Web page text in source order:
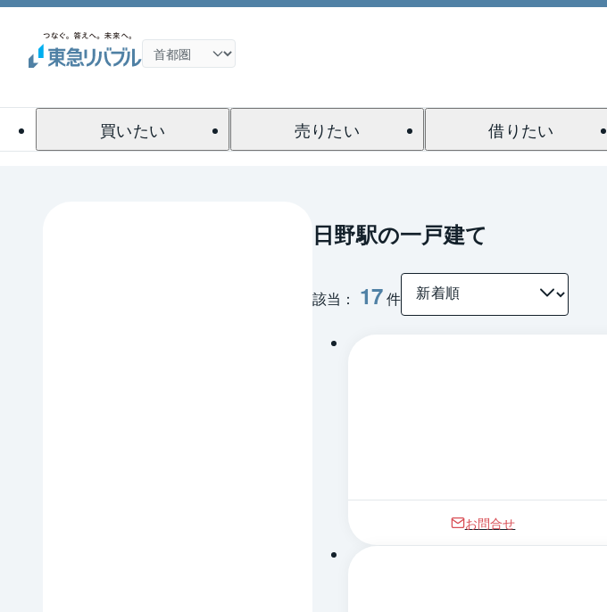
買いたい 売りたい 借りたい
日野駅の一戸建て
該当： 17件
1 / 0
お問合せ